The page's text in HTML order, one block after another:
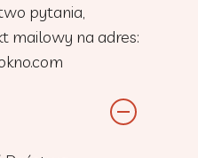
pytania,
mailowy na adres: